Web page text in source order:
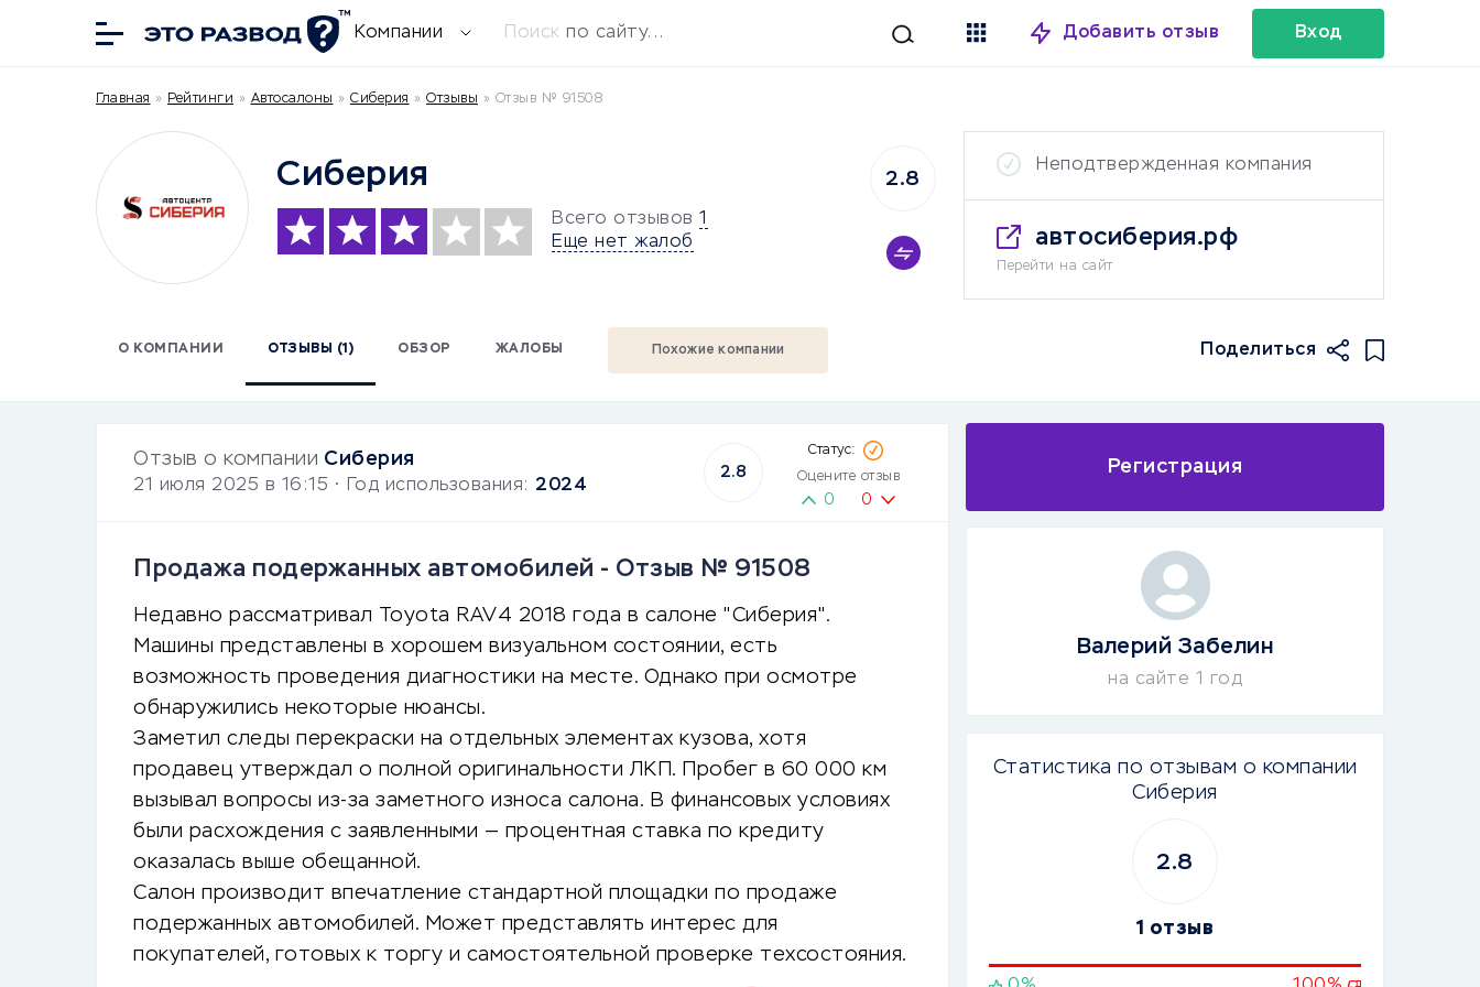
Компании Поиск по сайту... Добавить отзыв Вход
Главная » Рейтинги » Автосалоны » Сиберия » Отзывы » Отзыв № 91508
Сиберия
Всего отзывов 1
Еще нет жалоб
2.8
Неподтвержденная компания
автосиберия.рф
Перейти на сайт
О КОМПАНИИ ОТЗЫВЫ (1) ОБЗОР ЖАЛОБЫ Похожие компании Поделиться
Отзыв о компании Сиберия
21 июля 2025 в 16:15 • Год использования: 2024
2.8 Оцените отзыв
0 0
Продажа подержанных автомобилей - Отзыв № 91508
Недавно рассматривал Toyota RAV4 2018 года в салоне "Сиберия".
Машины представлены в хорошем визуальном состоянии, есть
возможность проведения диагностики на месте. Однако при осмотре
обнаружились некоторые нюансы.
Заметил следы перекраски на отдельных элементах кузова, хотя
продавец утверждал о полной оригинальности ЛКП. Пробег в 60 000 км
вызывал вопросы из-за заметного износа салона. В финансовых условиях
были расхождения с заявленными — процентная ставка по кредиту
оказалась выше обещанной.
Салон производит впечатление стандартной площадки по продаже
подержанных автомобилей. Может представлять интерес для
покупателей, готовых к торгу и самостоятельной проверке техсостояния.
Регистрация
Валерий Забелин
на сайте 1 год
Статистика по отзывам о компании
Сиберия
2.8
1 отзыв